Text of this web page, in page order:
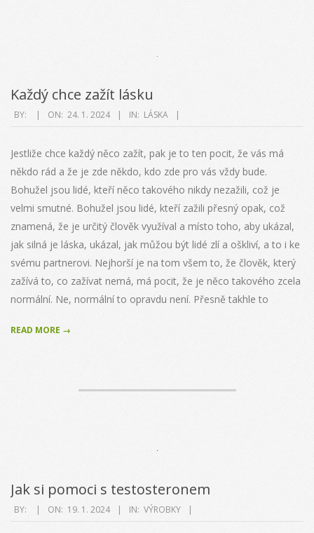
Každý chce zažít lásku
2024-
24
BY: ON: 24. 1. 2024 IN: LÁSKA
Jestliže chce každý něco zažít, pak je to ten pocit, že vás má
někdo rád a že je zde někdo, kdo zde pro vás vždy bude.
Bohužel jsou lidé, kteří něco takového nikdy nezažili, což je
velmi smutné. Bohužel jsou lidé, kteří zažili přesný opak, což
znamená, že je určitý člověk využíval a místo toho, aby ukázal,
jak silná je láska, ukázal, jak můžou být lidé zlí a oškliví, a to i ke
svému partnerovi. Nejhorší je na tom všem to, že člověk, který
zažívá to, co zažívat nemá, má pocit, že je něco takového zcela
normální. Ne, normální to opravdu není. Přesně takhle to
READ MORE →
Jak si pomoci s testosteronem
2024-
BY: ON: 19. 1. 2024 IN: VÝROBKY